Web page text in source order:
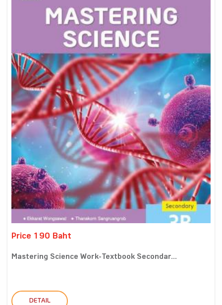
Price 190 Baht
Mastering Science Work-Textbook Secondar...
DETAIL